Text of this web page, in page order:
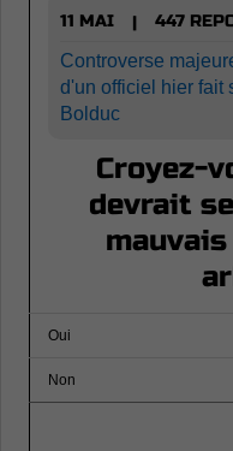
11 MAI |
447
Controverse
d'un officiel hier fait
Bolduc
Croyez-
devrait
Oui
Non